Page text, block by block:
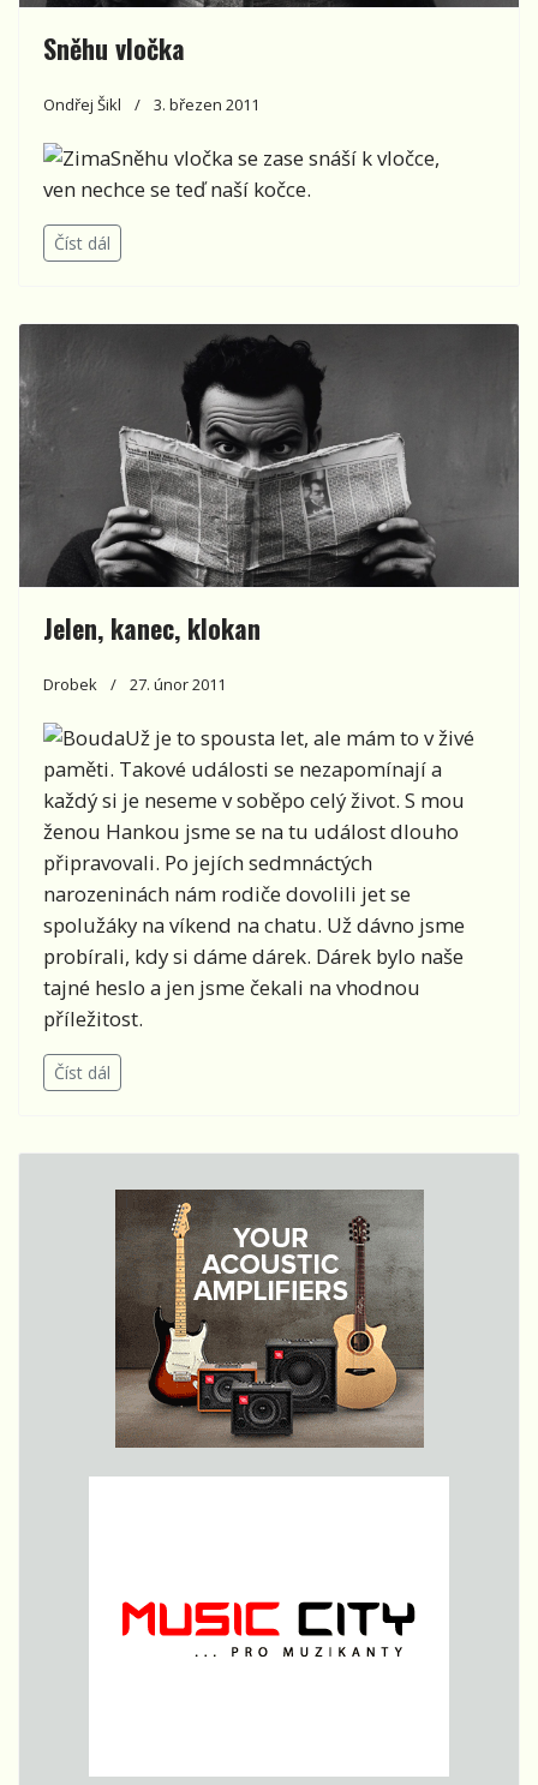
Sněhu vločka
Ondřej Šikl 3. březen 2011
Sněhu vločka se zase snáší k vločce,
ven nechce se teď naší kočce.
Číst dál
Jelen, kanec, klokan
Drobek 27. únor 2011
Už je to spousta let, ale mám to v živé
paměti. Takové události se nezapomínají a
každý si je neseme v soběpo celý život. S mou
ženou Hankou jsme se na tu událost dlouho
připravovali. Po jejích sedmnáctých
narozeninách nám rodiče dovolili jet se
spolužáky na víkend na chatu. Už dávno jsme
probírali, kdy si dáme dárek. Dárek bylo naše
tajné heslo a jen jsme čekali na vhodnou
příležitost.
Číst dál